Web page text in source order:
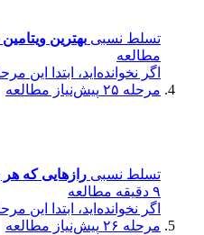
تسلط نسبی بهترین
مطالعه
اگر نخوانده‌اید، ابتدا این
مرحله ۲۵
پیش‌نیاز مطالعه
تسلط نسبی رازهایی که هر
۹ دقیقه مطالعه
اگر نخوانده‌اید، ابتدا این
مرحله ۲۶
پیش‌نیاز مطالعه